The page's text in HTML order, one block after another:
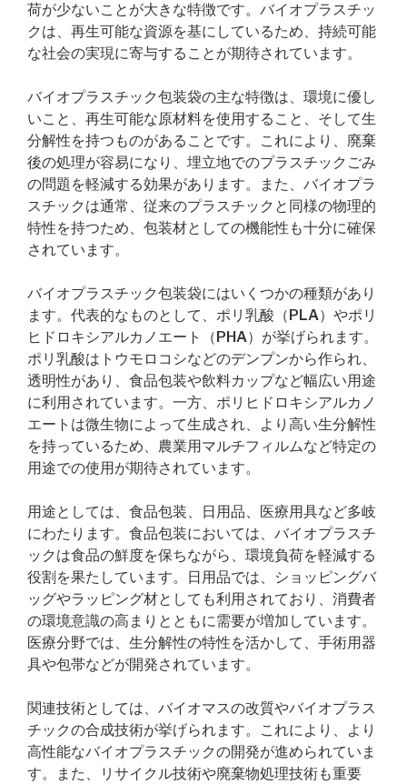
荷が少ないことが大きな特徴です。バイオプラスチッ
クは、再生可能な資源を基にしているため、持続可能
な社会の実現に寄与することが期待されています。
バイオプラスチック包装袋の主な特徴は、環境に優し
いこと、再生可能な原材料を使用すること、そして生
分解性を持つものがあることです。これにより、廃棄
後の処理が容易になり、埋立地でのプラスチックごみ
の問題を軽減する効果があります。また、バイオプラ
スチックは通常、従来のプラスチックと同様の物理的
特性を持つため、包装材としての機能性も十分に確保
されています。
バイオプラスチック包装袋にはいくつかの種類があり
ます。代表的なものとして、ポリ乳酸（PLA）やポリ
ヒドロキシアルカノエート（PHA）が挙げられます。
ポリ乳酸はトウモロコシなどのデンプンから作られ、
透明性があり、食品包装や飲料カップなど幅広い用途
に利用されています。一方、ポリヒドロキシアルカノ
エートは微生物によって生成され、より高い生分解性
を持っているため、農業用マルチフィルムなど特定の
用途での使用が期待されています。
用途としては、食品包装、日用品、医療用具など多岐
にわたります。食品包装においては、バイオプラスチ
ックは食品の鮮度を保ちながら、環境負荷を軽減する
役割を果たしています。日用品では、ショッピングバ
ッグやラッピング材としても利用されており、消費者
の環境意識の高まりとともに需要が増加しています。
医療分野では、生分解性の特性を活かして、手術用器
具や包帯などが開発されています。
関連技術としては、バイオマスの改質やバイオプラス
チックの合成技術が挙げられます。これにより、より
高性能なバイオプラスチックの開発が進められていま
す。また、リサイクル技術や廃棄物処理技術も重要